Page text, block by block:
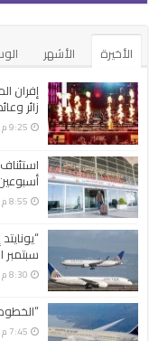
الأخيرة الأشهر
إفران
زائر
9:25 م | 8 أغسطس، 2026
8:55 م | 8 أغسطس، 2026
سبتمبر
8:30 م | 8 أغسطس، 2026
“الخطوط
7:45 م | 8 أغسطس، 2026